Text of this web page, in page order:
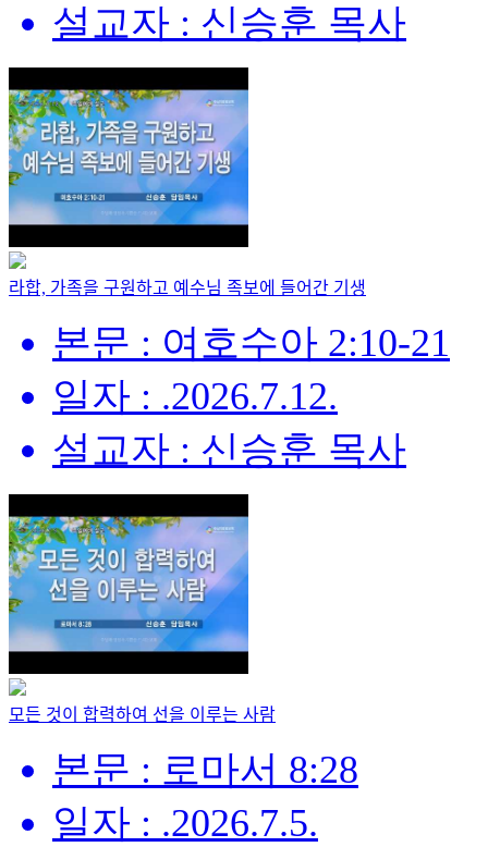
설교자 : 신승훈 목사
라합, 가족을 구원하고 예수님 족보에 들어간 기생
본문 : 여호수아 2:10-21
일자 : .2026.7.12.
설교자 : 신승훈 목사
모든 것이 합력하여 선을 이루는 사람
본문 : 로마서 8:28
일자 : .2026.7.5.